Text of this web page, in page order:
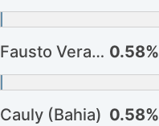
Fausto Vera (Atlético-MG) 0.58%
Cauly (Bahia) 0.58%